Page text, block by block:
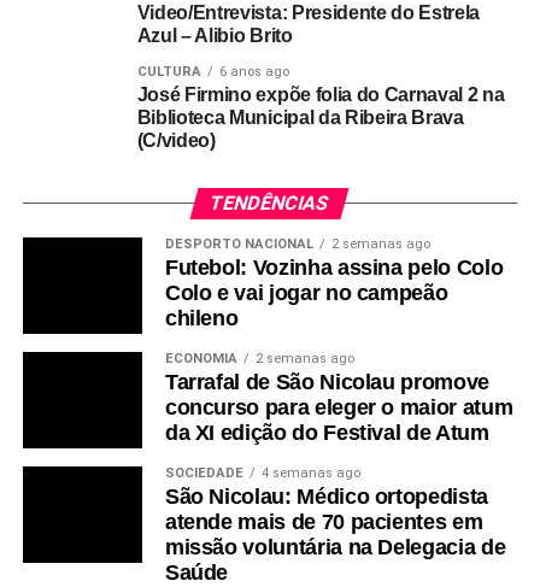
Video/Entrevista: Presidente do Estrela
Azul – Alibio Brito
CULTURA 6 anos ago
José Firmino expõe folia do Carnaval 2 na
Biblioteca Municipal da Ribeira Brava
(C/video)
TENDÊNCIAS
DESPORTO NACIONAL 2 semanas ago
Futebol: Vozinha assina pelo Colo
Colo e vai jogar no campeão
chileno
ECONOMIA 2 semanas ago
Tarrafal de São Nicolau promove
concurso para eleger o maior atum
da XI edição do Festival de Atum
SOCIEDADE 4 semanas ago
São Nicolau: Médico ortopedista
atende mais de 70 pacientes em
missão voluntária na Delegacia de
Saúde